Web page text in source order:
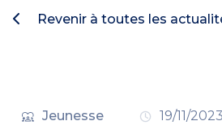
Revenir à toutes les
Jeunesse 19/11/2023